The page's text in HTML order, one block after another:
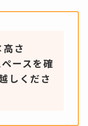
さ
ースを確
しくださ